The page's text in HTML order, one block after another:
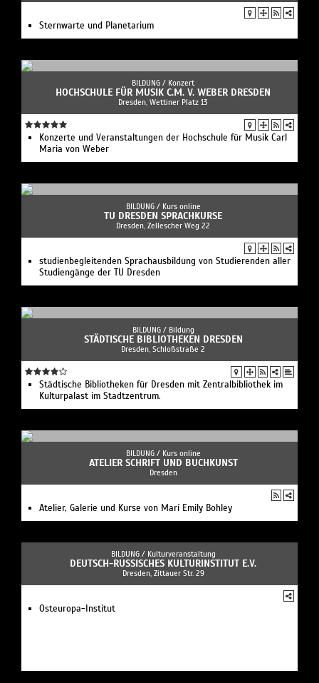
Sternwarte und Planetarium
BILDUNG / Konzert
HOCHSCHULE FÜR MUSIK C.M. V. WEBER DRESDEN
Dresden, Wettiner Platz 13
Konzerte und Veranstaltungen der Hochschule für Musik Carl
Maria von Weber
BILDUNG / Kurs online
TU DRESDEN SPRACHKURSE
Dresden, Zellescher Weg 22
studienbegleitenden Sprachausbildung von Studierenden aller
Studiengänge der TU Dresden
BILDUNG / Bildung
STÄDTISCHE BIBLIOTHEKEN DRESDEN
Dresden, Schloßstraße 2
Städtische Bibliotheken für Dresden mit Zentralbibliothek im
Kulturpalast im Stadtzentrum.
BILDUNG / Kurs online
ATELIER SCHRIFT UND BUCHKUNST
Dresden
Atelier, Galerie und Kurse von Marí Emily Bohley
BILDUNG / Kulturveranstaltung
DEUTSCH-RUSSISCHES KULTURINSTITUT E.V.
Dresden, Zittauer Str. 29
Osteuropa-Institut